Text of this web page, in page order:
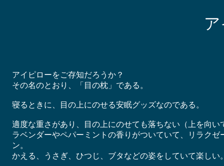
アイピローをご存知だろうか？
その名のとおり、「目の枕」である。
寝るときに、目の上にのせる安眠グッズなのである。
適度な重さがあり、目の上にのせても落ちない（上を向い
ラベンダーやペパーミントの香りがついていて、リラクゼ
ン。
かえる、うさぎ、ひつじ、ブタなどの姿をしていて楽しい